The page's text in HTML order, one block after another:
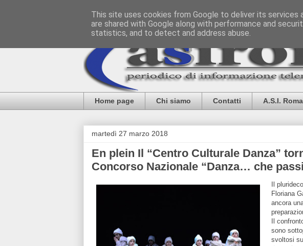
Home page Chi siamo Contatti A.S.I. Roma
martedì 27 marzo 2018
En plein Il “Centro Culturale Danza”
Concorso Nazionale “Danza… che
Il
Floriana
ancora
Il
sono
svoltosi
This site uses cookies from Google to deliver its services
are shared with Google along with performance and
statistics, and to detect and address abuse.